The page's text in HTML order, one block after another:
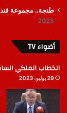
طنجة.. مجموعة
2025
أضواء TV
الخطاب الملكي
29 يوليو، 2023